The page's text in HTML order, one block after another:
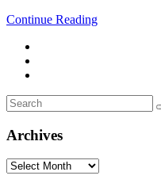
Continue Reading
Search
for:
Archives
Archives